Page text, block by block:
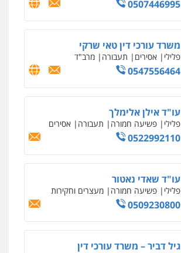
0544723840
עו"ד ראוף נג'אר
פלילי עורכי דין לענייני אסירים מעצרים
סמים רכוש
0548009246
דוד אפרים משרד עורכי דין
פלילי צווארון לבן מס הכנסה מע"מ
0506209859
עדי כרמלי – חברת עו"ד
פלילי כלכלי עורכי דין לענייני אסירים
0525060666
גיא זהבי משרד עורכי דין